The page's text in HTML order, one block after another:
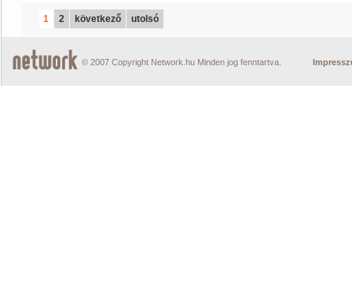
1 2 következő utolsó
© 2007 Copyright Network.hu Minden jog fenntartva.